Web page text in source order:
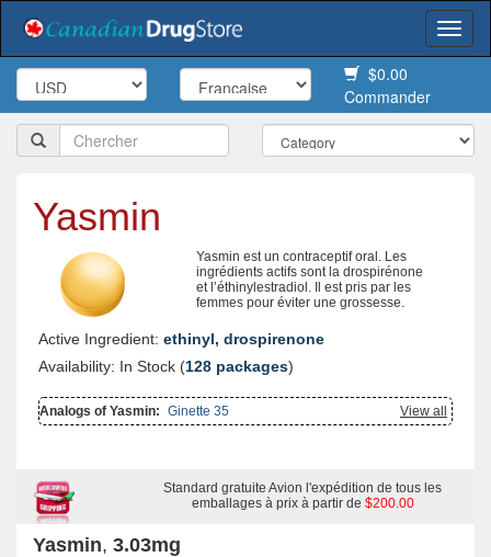
$0.00
Commander
Yasmin
Yasmin est un contraceptif oral. Les
ingrédients actifs sont la drospirénone
et l’éthinylestradiol. Il est pris par les
femmes pour éviter une grossesse.
Active Ingredient: ethinyl, drospirenone
Availability: In Stock (128 packages)
View all
Analogs of Yasmin: Ginette 35
Standard gratuite Avion l'expédition de tous les
emballages à prix à partir de $200.00
Yasmin, 3.03mg